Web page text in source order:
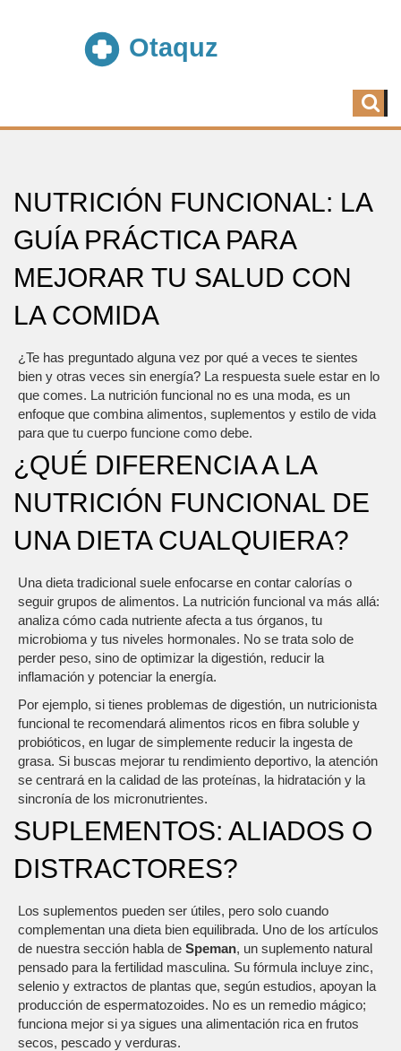
NUTRICIÓN FUNCIONAL: LA
GUÍA PRÁCTICA PARA
MEJORAR TU SALUD CON
LA COMIDA
¿Te has preguntado alguna vez por qué a veces te sientes
bien y otras veces sin energía? La respuesta suele estar en lo
que comes. La nutrición funcional no es una moda, es un
enfoque que combina alimentos, suplementos y estilo de vida
para que tu cuerpo funcione como debe.
¿QUÉ DIFERENCIA A LA
NUTRICIÓN FUNCIONAL DE
UNA DIETA CUALQUIERA?
Una dieta tradicional suele enfocarse en contar calorías o
seguir grupos de alimentos. La nutrición funcional va más allá:
analiza cómo cada nutriente afecta a tus órganos, tu
microbioma y tus niveles hormonales. No se trata solo de
perder peso, sino de optimizar la digestión, reducir la
inflamación y potenciar la energía.
Por ejemplo, si tienes problemas de digestión, un nutricionista
funcional te recomendará alimentos ricos en fibra soluble y
probióticos, en lugar de simplemente reducir la ingesta de
grasa. Si buscas mejorar tu rendimiento deportivo, la atención
se centrará en la calidad de las proteínas, la hidratación y la
sincronía de los micronutrientes.
SUPLEMENTOS: ALIADOS O
DISTRACTORES?
Los suplementos pueden ser útiles, pero solo cuando
complementan una dieta bien equilibrada. Uno de los artículos
de nuestra sección habla de Speman, un suplemento natural
pensado para la fertilidad masculina. Su fórmula incluye zinc,
selenio y extractos de plantas que, según estudios, apoyan la
producción de espermatozoides. No es un remedio mágico;
funciona mejor si ya sigues una alimentación rica en frutos
secos, pescado y verduras.